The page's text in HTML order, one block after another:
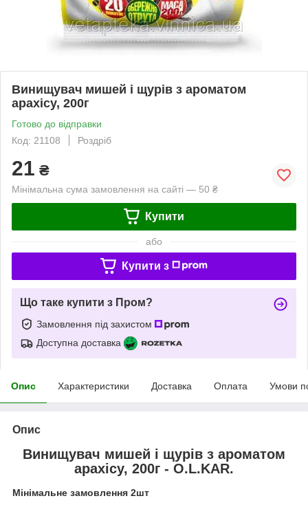
Винищувач мишей і щурів з ароматом
арахісу, 200г
Готово до відправки
Код: 21108
Роздріб
21 ₴
Мінімальна сума замовлення на сайті — 50 ₴
Купити
або
Купити з
Що таке купити з Пром?
Замовлення під захистом
Доступна доставка
Опис Характеристики Доставка Оплата Умови
Опис
Винищувач мишей і щурів з ароматом
арахісу, 200г - O.L.KAR.
Мінімальне замовлення 2шт